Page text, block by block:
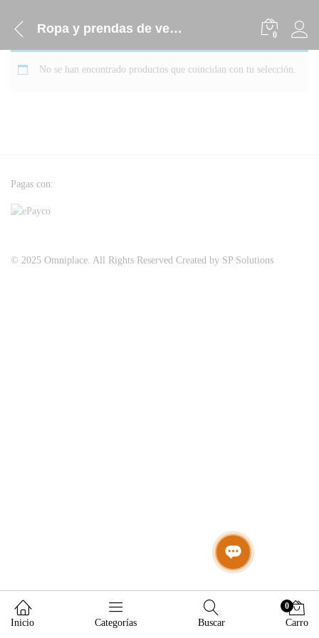
Ropa y prendas de vestir 0
No se han encontrado productos que coincidan con tu selección.
© 2025 Omniplace. All Rights Reserved Created by SP Solutions
Pagas con:
Inicio Categorías Buscar
0
Carro